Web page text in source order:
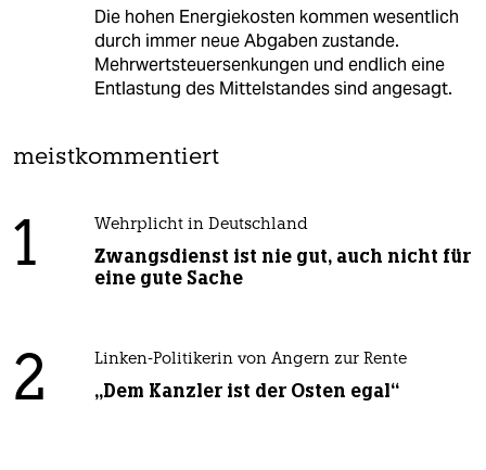
Die hohen Energiekosten kommen wesentlich
durch immer neue Abgaben zustande.
Mehrwertsteuersenkungen und endlich eine
Entlastung des Mittelstandes sind angesagt.
meistkommentiert
1 Wehrplicht in Deutschland
Zwangsdienst ist nie gut, auch nicht für
eine gute Sache
2 Linken-Politikerin von Angern zur Rente
„Dem Kanzler ist der Osten egal“